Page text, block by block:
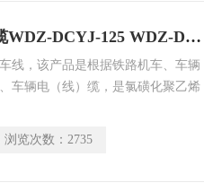
无卤低烟阻燃机车车辆用电缆WDZ-DCYJ-125 WDZ-DCYJ/B-125 铁路机车线
线，该产品是根据铁路机车、车辆
车辆电（线）缆，是氯磺化聚乙烯
、低烟、无卤、无毒以及外径、重
浏览次数： 2735